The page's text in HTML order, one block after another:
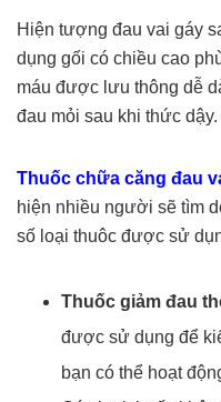
Hiện tượng đau vai gáy
dụng gối có chiều cao
máu được lưu thông dễ
đau mỏi sau khi thức dậy.
Thuốc chữa căng đau
hiện nhiều người sẽ tìm
số loại thuôc được sử
Thuốc giảm đau
được sử dụng để
bạn có thể hoạt